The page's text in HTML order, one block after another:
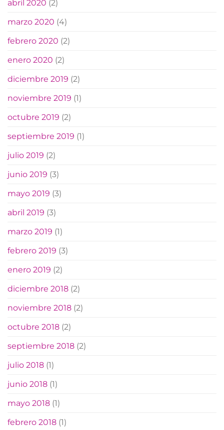
abril 2020 (2)
marzo 2020 (4)
febrero 2020 (2)
enero 2020 (2)
diciembre 2019 (2)
noviembre 2019 (1)
octubre 2019 (2)
septiembre 2019 (1)
julio 2019 (2)
junio 2019 (3)
mayo 2019 (3)
abril 2019 (3)
marzo 2019 (1)
febrero 2019 (3)
enero 2019 (2)
diciembre 2018 (2)
noviembre 2018 (2)
octubre 2018 (2)
septiembre 2018 (2)
julio 2018 (1)
junio 2018 (1)
mayo 2018 (1)
febrero 2018 (1)